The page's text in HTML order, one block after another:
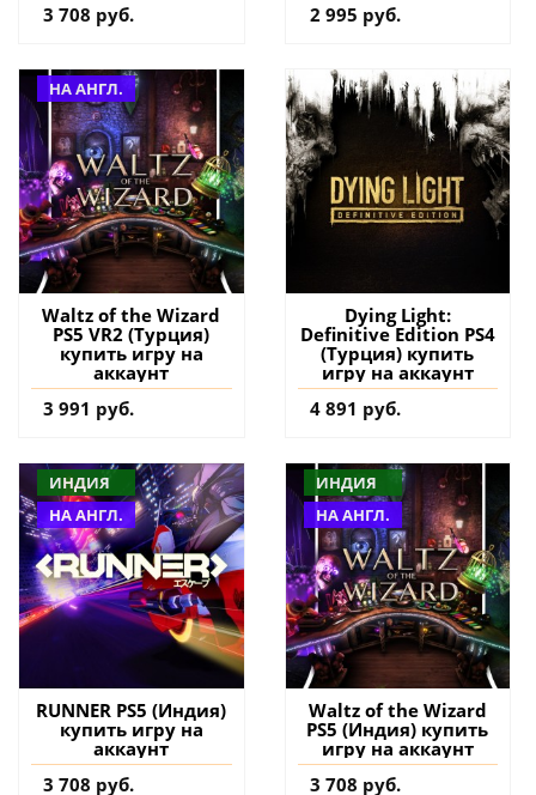
3 708 руб.
2 995 руб.
НА АНГЛ.
Waltz of the Wizard
PS5 VR2 (Турция)
купить игру на
аккаунт
3 991 руб.
Dying Light:
Definitive Edition PS4
(Турция) купить
игру на аккаунт
4 891 руб.
ИНДИЯ
НА АНГЛ.
RUNNER PS5 (Индия)
купить игру на
аккаунт
3 708 руб.
ИНДИЯ
НА АНГЛ.
Waltz of the Wizard
PS5 (Индия) купить
игру на аккаунт
3 708 руб.